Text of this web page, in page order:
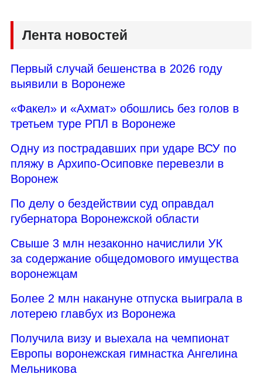
Лента новостей
Первый случай бешенства в 2026 году
выявили в Воронеже
«Факел» и «Ахмат» обошлись без голов в
третьем туре РПЛ в Воронеже
Одну из пострадавших при ударе ВСУ по
пляжу в Архипо-Осиповке перевезли в
Воронеж
По делу о бездействии суд оправдал
губернатора Воронежской области
Свыше 3 млн незаконно начислили УК
за содержание общедомового имущества
воронежцам
Более 2 млн накануне отпуска выиграла в
лотерею главбух из Воронежа
Получила визу и выехала на чемпионат
Европы воронежская гимнастка Ангелина
Мельникова